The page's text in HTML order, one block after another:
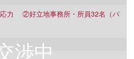
力 ②好立地事務所・所員32名（パ